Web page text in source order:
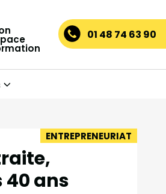
01 48 74 63 90
40 ans
ENTREPRENEURIAT